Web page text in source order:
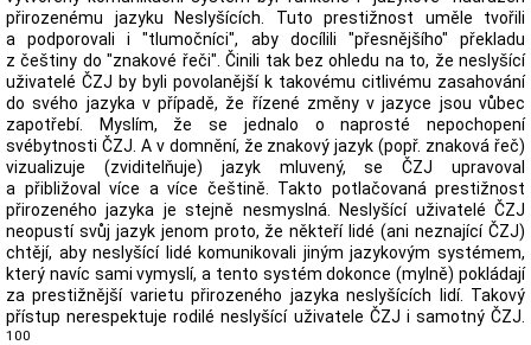
přirozenému jazyku Neslyšících. Tuto prestižnost uměle tvořili
a podporovali i "tlumočníci", aby docílili "přesnějšího" překladu
z češtiny do "znakové řeči". Činili tak bez ohledu na to, že neslyšící
uživatelé ČZJ by byli povolanější k takovému citlivému zasahování
do svého jazyka v případě, že řízené změny v jazyce jsou vůbec
zapotřebí. Myslím, že se jednalo o naprosté nepochopení
svébytnosti ČZJ. A v domnění, že znakový jazyk (popř. znaková řeč)
vizualizuje (zviditelňuje) jazyk mluvený, se ČZJ upravoval
a přibližoval více a více češtině. Takto potlačovaná prestižnost
přirozeného jazyka je stejně nesmyslná. Neslyšící uživatelé ČZJ
neopustí svůj jazyk jenom proto, že někteří lidé (ani neznající ČZJ)
chtějí, aby neslyšící lidé komunikovali jiným jazykovým systémem,
který navíc sami vymyslí, a tento systém dokonce (mylně) pokládají
za prestižnější varietu přirozeného jazyka neslyšících lidí. Takový
přístup nerespektuje rodilé neslyšící uživatele ČZJ i samotný ČZJ.
100